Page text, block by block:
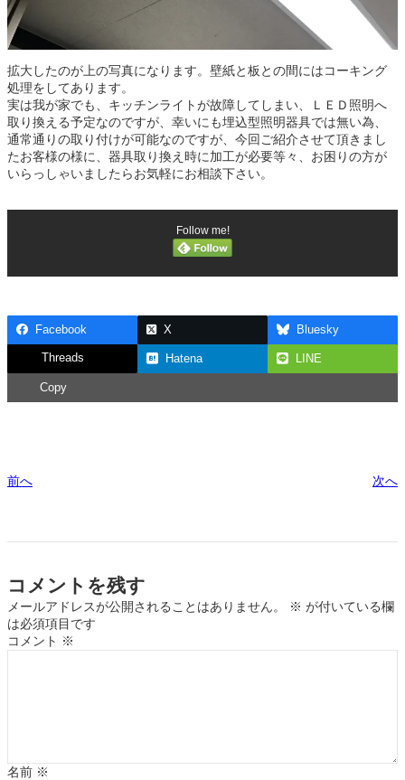
拡大したのが上の写真になります。壁紙と板との間にはコーキング
処理をしてあります。
実は我が家でも、キッチンライトが故障してしまい、ＬＥＤ照明へ
取り換える予定なのですが、幸いにも埋込型照明器具では無い為、
通常通りの取り付けが可能なのですが、今回ご紹介させて頂きまし
たお客様の様に、器具取り換え時に加工が必要等々、お困りの方が
いらっしゃいましたらお気軽にお相談下さい。
Follow me!
Facebook X Bluesky
Threads Hatena LINE
Copy
前へ 次へ
コメントを残す
メールアドレスが公開されることはありません。 ※ が付いている欄
は必須項目です
コメント ※
名前 ※